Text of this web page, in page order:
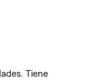
Tiene